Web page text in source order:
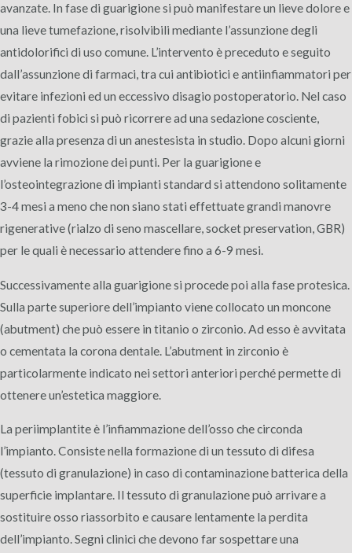
avanzate. In fase di guarigione si può manifestare un lieve dolore e
una lieve tumefazione, risolvibili mediante l’assunzione degli
antidolorifici di uso comune. L’intervento è preceduto e seguito
dall’assunzione di farmaci, tra cui antibiotici e antiinfiammatori per
evitare infezioni ed un eccessivo disagio postoperatorio. Nel caso
di pazienti fobici si può ricorrere ad una sedazione cosciente,
grazie alla presenza di un anestesista in studio. Dopo alcuni giorni
avviene la rimozione dei punti. Per la guarigione e
l’osteointegrazione di impianti standard si attendono solitamente
3-4 mesi a meno che non siano stati effettuate grandi manovre
rigenerative (rialzo di seno mascellare, socket preservation, GBR)
per le quali è necessario attendere fino a 6-9 mesi.
Successivamente alla guarigione si procede poi alla fase protesica.
Sulla parte superiore dell’impianto viene collocato un moncone
(abutment) che può essere in titanio o zirconio. Ad esso è avvitata
o cementata la corona dentale. L’abutment in zirconio è
particolarmente indicato nei settori anteriori perché permette di
ottenere un’estetica maggiore.
La periimplantite è l’infiammazione dell’osso che circonda
l’impianto. Consiste nella formazione di un tessuto di difesa
(tessuto di granulazione) in caso di contaminazione batterica della
superficie implantare. Il tessuto di granulazione può arrivare a
sostituire osso riassorbito e causare lentamente la perdita
dell’impianto. Segni clinici che devono far sospettare una